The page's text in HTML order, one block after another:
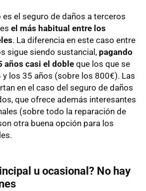
el seguro de daños a terceros
el más habitual entre los
. La diferencia en este caso entre
sigue siendo sustancial, pagando
años casi el doble que los que se
los 35 años (sobre los 800€). Las
en el caso del seguro de daños
que ofrece además interesantes
(sobre todo la reparación de
otra buena opción para los
u ocasional? No hay